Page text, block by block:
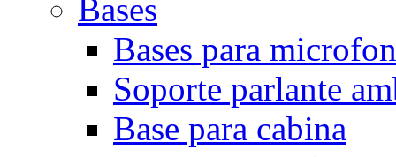
Bases
Bases para
Soporte parlante
Base para cabina